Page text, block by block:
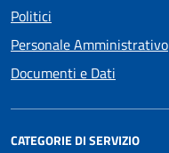
Politici
Personale Amministrativo
Documenti e Dati
CATEGORIE DI SERVIZIO